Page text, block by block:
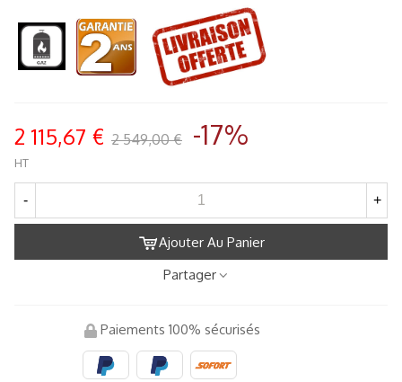
2 115,67 € 2 549,00 € -17%
HT
- +
Ajouter Au Panier
Partager
Paiements 100% sécurisés